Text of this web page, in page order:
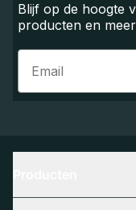
Blijf op de hoogte
producten en
Email